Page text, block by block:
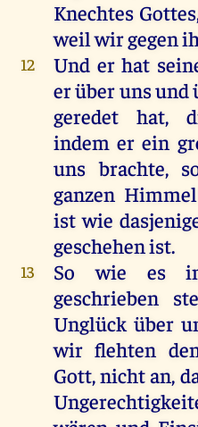
Knechtes Gottes
weilwirgegen
12 Und er hat
erüberunsund
geredet
hat,
indem er ein
uns brachte,
ganzen Himmel
ist wie
geschehenist.
13 So wie es
geschrieben
Unglück über
wirflehten
Gott,nichtan,